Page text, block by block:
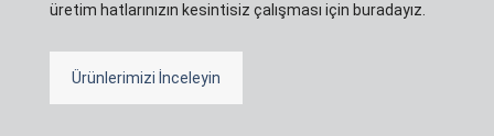
üretim hatlarınızın kesintisiz çalışması için buradayız.
Ürünlerimizi İnceleyin